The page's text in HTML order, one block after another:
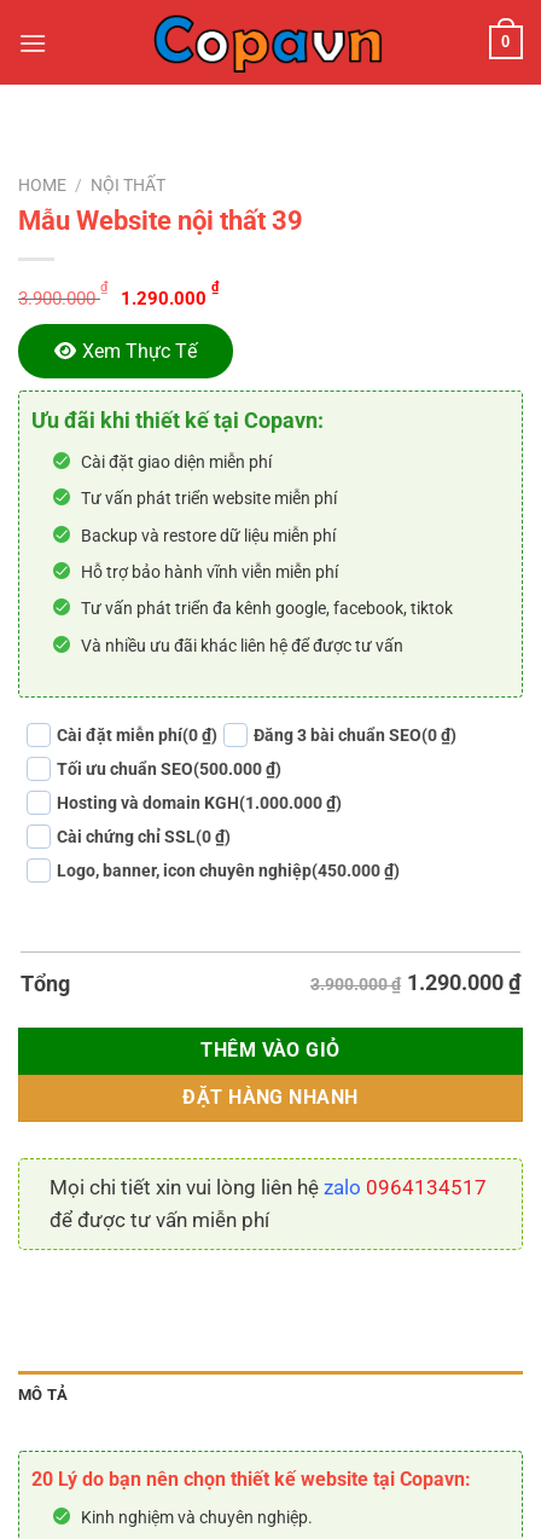
đến
0
HOME / NỘI THẤT
Mẫu Website nội thất 39
3.900.000
₫
Original
price
was:
3.900.000 ₫.
1.290.000
₫Current
price
is:
1.290.000 ₫.
Xem Thực Tế
Ưu đãi khi thiết kế tại Copavn:
Cài đặt giao diện miễn phí
Tư vấn phát triển website miễn phí
Backup và restore dữ liệu miễn phí
Hỗ trợ bảo hành vĩnh viễn miễn phí
Tư vấn phát triển đa kênh google, facebook, tiktok
Và nhiều ưu đãi khác liên hệ để được tư vấn
Cài đặt miễn phí(0 ₫) Đăng 3 bài chuẩn SEO(0 ₫)
Tối ưu chuẩn SEO(500.000 ₫)
Hosting và domain KGH(1.000.000 ₫)
Cài chứng chỉ SSL(0 ₫)
Logo, banner, icon chuyên nghiệp(450.000 ₫)
Tổng 3.900.000 ₫ 1.290.000₫
THÊM VÀO GIỎ
ĐẶT HÀNG NHANH
Mọi chi tiết xin vui lòng liên hệ zalo 0964134517
để được tư vấn miễn phí
MÔ TẢ
20 Lý do bạn nên chọn thiết kế website tại Copavn:
Kinh nghiệm và chuyên nghiệp.